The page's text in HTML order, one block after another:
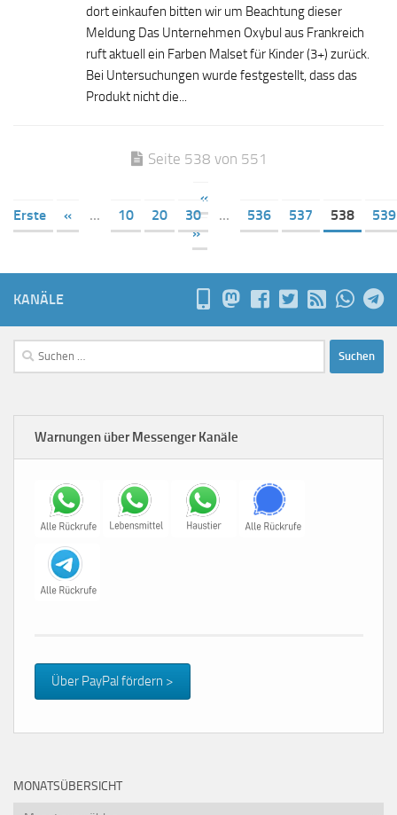
dort einkaufen bitten wir um Beachtung dieser
Meldung Das Unternehmen Oxybul aus Frankreich
ruft aktuell ein Farben Malset für Kinder (3+) zurück.
Bei Untersuchungen wurde festgestellt, dass das
Produkt nicht die...
Seite 538 von 551
«
Erste
« ... 10 20 30 ... 536 537 538
539
»
KANÄLE
Suchen
nach:
Warnungen über Messenger Kanäle
Über PayPal fördern >
MONATSÜBERSICHT